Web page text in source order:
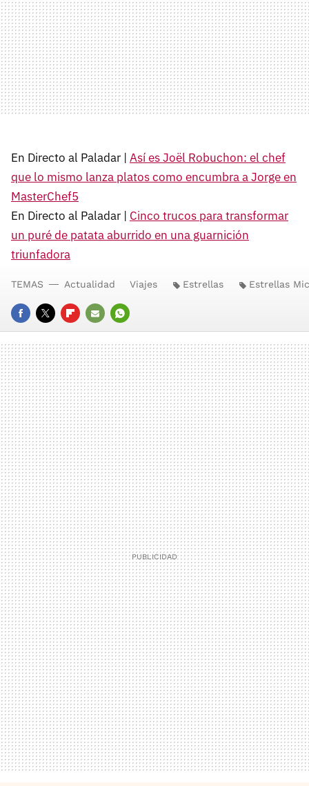
En Directo al Paladar | Así es Joël Robuchon: el chef
que lo mismo lanza platos como encumbra a Jorge en
MasterChef5
En Directo al Paladar | Cinco trucos para transformar
un puré de patata aburrido en una guarnición
triunfadora
FACEBOOK
TWITTERFLIPBOARD
E-
MAIL
WHATSAPP
TEMAS Actualidad Viajes Estrellas Estrellas